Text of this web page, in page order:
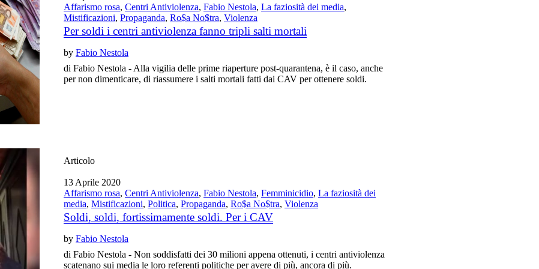
Affarismo rosa,Centri Antiviolenza,Fabio Nestola,La faziosità dei media,
Mistificazioni,Propaganda,Ro$a No$tra,Violenza
Per soldi i centri antiviolenza fanno tripli salti mortali
byFabio Nestola
di Fabio Nestola - Alla vigilia delle prime riaperture post-quarantena, è il caso, anche
per non dimenticare, di riassumere i salti mortali fatti dai CAV per ottenere soldi.
Articolo
13 Aprile 2020
Affarismo rosa,Centri Antiviolenza,Fabio Nestola,Femminicidio,La faziosità dei
media,Mistificazioni,Politica,Propaganda,Ro$a No$tra,Violenza
Soldi, soldi, fortissimamente soldi. Per i CAV
byFabio Nestola
di Fabio Nestola - Non soddisfatti dei 30 milioni appena ottenuti, i centri antiviolenza
scatenano sui media le loro referenti politiche per avere di più, ancora di più.